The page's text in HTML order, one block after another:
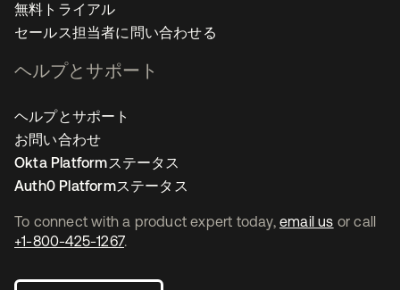
To connect with a product expert today, email us or call
+1-800-425-1267.
無料トライアル
セールス担当者に問い合わせる
ヘルプとサポート
ヘルプとサポート
お問い合わせ
Okta Platformステータス
Auth0 Platformステータス